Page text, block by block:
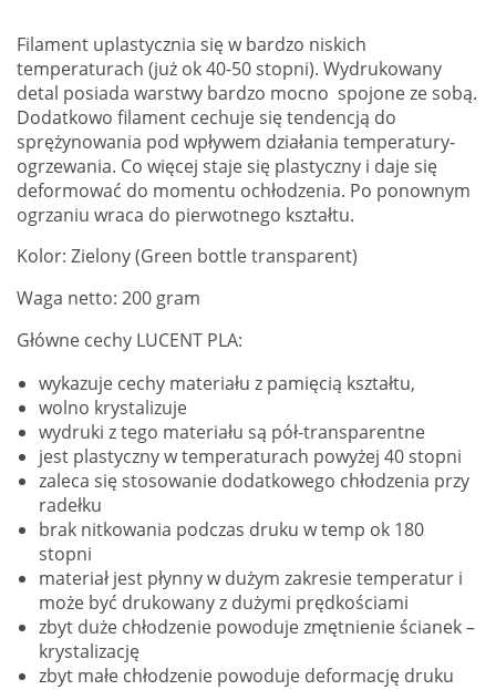
Filament uplastycznia się w bardzo niskich
temperaturach (już ok 40-50 stopni). Wydrukowany
detal posiada warstwy bardzo mocno spojone ze sobą.
Dodatkowo filament cechuje się tendencją do
sprężynowania pod wpływem działania temperatury-
ogrzewania. Co więcej staje się plastyczny i daje się
deformować do momentu ochłodzenia. Po ponownym
ogrzaniu wraca do pierwotnego kształtu.
Kolor: Zielony (Green bottle transparent)
Waga netto: 200 gram
Główne cechy LUCENT PLA:
wykazuje cechy materiału z pamięcią kształtu,
wolno krystalizuje
wydruki z tego materiału są pół-transparentne
jest plastyczny w temperaturach powyżej 40 stopni
zaleca się stosowanie dodatkowego chłodzenia przy
radełku
brak nitkowania podczas druku w temp ok 180
stopni
materiał jest płynny w dużym zakresie temperatur i
może być drukowany z dużymi prędkościami
zbyt duże chłodzenie powoduje zmętnienie ścianek –
krystalizację
zbyt małe chłodzenie powoduje deformację druku